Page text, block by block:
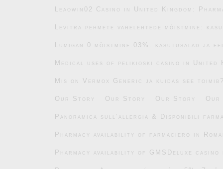
Leaowin02 Casino in United Kingdom:
Levitra pehmete vahelehtede mõistmine:
Lumigan 0 mõistmine.03%: kasutusalad ja
Medical uses of pelikioski casino in United
Mis on Vermox Generic ja kuidas see
Our Story Our Story Our Story Our
Panoramica sull’allergia & Disponibili
Pharmacy availability of farmaciero in
Pharmacy availability of GMSDeluxe